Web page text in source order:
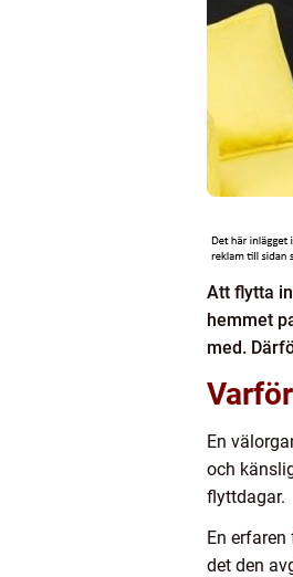
Att flytta
hemmet
med.
En
och
flyttdagar.
En
det den